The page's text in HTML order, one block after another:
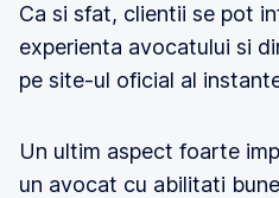
Ca si sfat, clientii se pot
experienta avocatului si
pe site-ul oficial al
Un ultim aspect foarte
un avocat cu abilitati